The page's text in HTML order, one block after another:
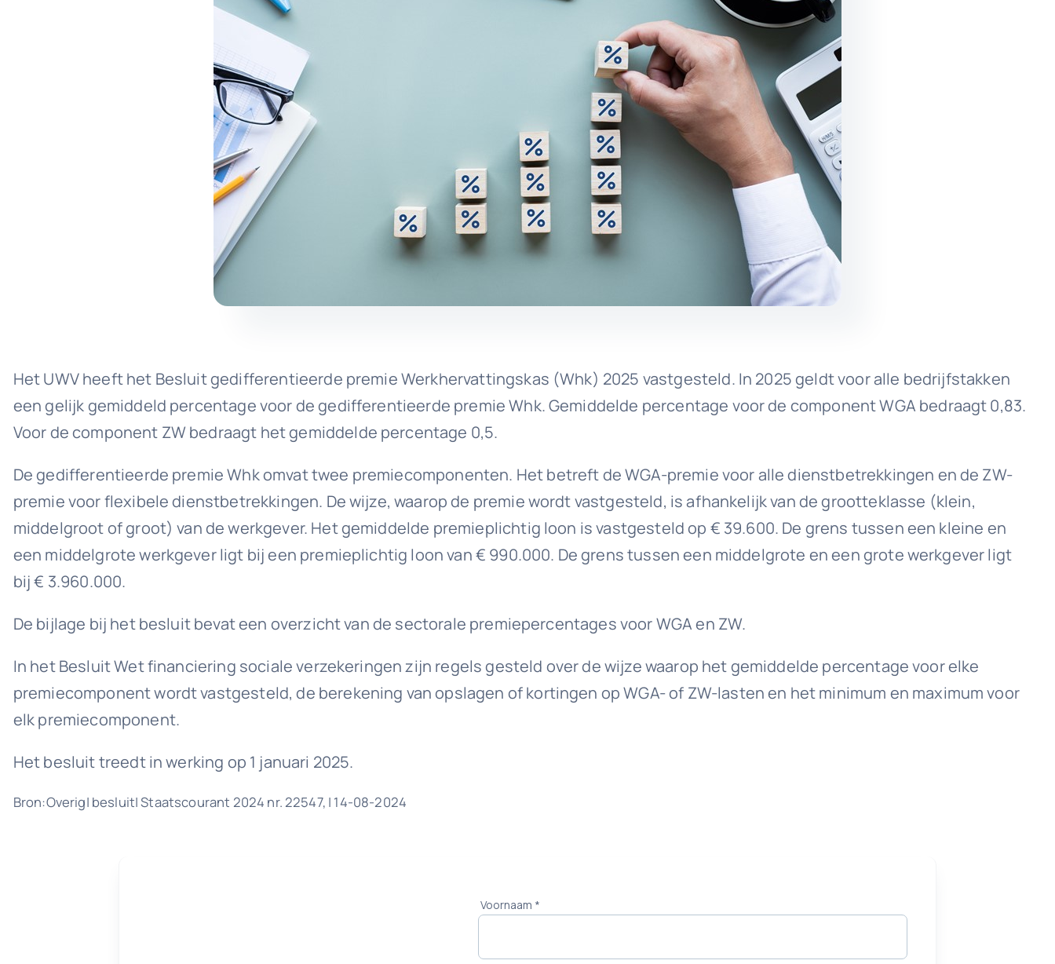
Het UWV heeft het Besluit gedifferentieerde premie Werkhervattingskas (Whk) 2025 vastgesteld. In 2025 geldt voor alle bedrijfstakken
een gelijk gemiddeld percentage voor de gedifferentieerde premie Whk. Gemiddelde percentage voor de component WGA bedraagt 0,83.
Voor de component ZW bedraagt het gemiddelde percentage 0,5.
De gedifferentieerde premie Whk omvat twee premiecomponenten. Het betreft de WGA-premie voor alle dienstbetrekkingen en de ZW-
premie voor flexibele dienstbetrekkingen. De wijze, waarop de premie wordt vastgesteld, is afhankelijk van de grootteklasse (klein,
middelgroot of groot) van de werkgever. Het gemiddelde premieplichtig loon is vastgesteld op € 39.600. De grens tussen een kleine en
een middelgrote werkgever ligt bij een premieplichtig loon van € 990.000. De grens tussen een middelgrote en een grote werkgever ligt
bij € 3.960.000.
De bijlage bij het besluit bevat een overzicht van de sectorale premiepercentages voor WGA en ZW.
In het Besluit Wet financiering sociale verzekeringen zijn regels gesteld over de wijze waarop het gemiddelde percentage voor elke
premiecomponent wordt vastgesteld, de berekening van opslagen of kortingen op WGA- of ZW-lasten en het minimum en maximum voor
elk premiecomponent.
Het besluit treedt in werking op 1 januari 2025.
Bron:Overig| besluit| Staatscourant 2024 nr. 22547, | 14-08-2024